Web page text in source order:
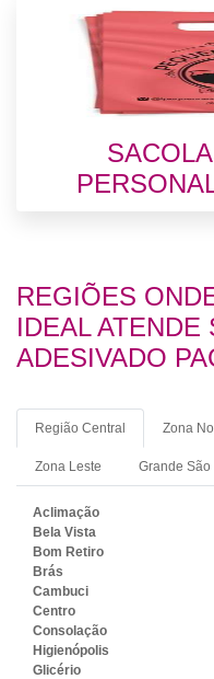
REGIÕES
IDEAL
ADESIVADO
Região Central Zona
Zona Leste Grande São
Aclimação
Bela Vista
Bom Retiro
Brás
Cambuci
Centro
Consolação
Higienópolis
Glicério